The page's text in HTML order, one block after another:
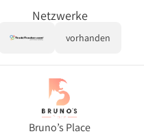
Netzwerke
vorhanden
Bruno’s Place